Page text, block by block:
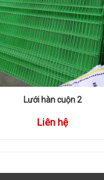
Lưới hàn cuộn 2
Liên hệ